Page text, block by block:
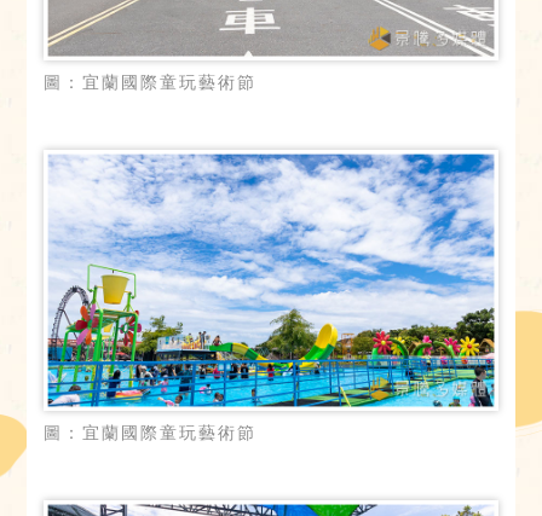
圖：宜蘭國際童玩藝術節
圖：宜蘭國際童玩藝術節